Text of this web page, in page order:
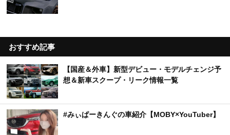
おすすめ記事
【国産＆外車】新型デビュー・モデルチェンジ予
想＆新車スクープ・リーク情報一覧
#みぃぱーきんぐの車紹介【MOBY×YouTuber】